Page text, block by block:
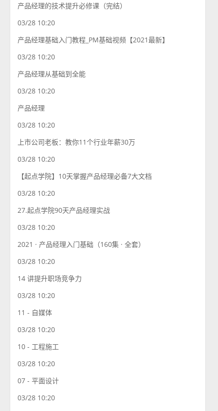
产品经理的技术提升必修课（完结）
03/28 10:20
产品经理基础入门教程_PM基础视频【2021最新】
03/28 10:20
产品经理从基础到全能
03/28 10:20
产品经理
03/28 10:20
上市公司老板：教你11个行业年薪30万
03/28 10:20
【起点学院】10天掌握产品经理必备7大文档
03/28 10:20
27.起点学院90天产品经理实战
03/28 10:20
2021 · 产品经理入门基础（160集 · 全套）
03/28 10:20
14 讲提升职场竞争力
03/28 10:20
11 - 自媒体
03/28 10:20
10 - 工程施工
03/28 10:20
07 - 平面设计
03/28 10:20